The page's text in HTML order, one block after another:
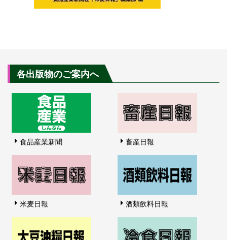
各出版物のご案内へ
食品産業新聞 畜産日報
米麦日報 酒類飲料日報